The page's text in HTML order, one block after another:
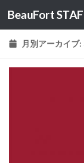
コンテンツへス
BeauFort
月別アーカイブ: